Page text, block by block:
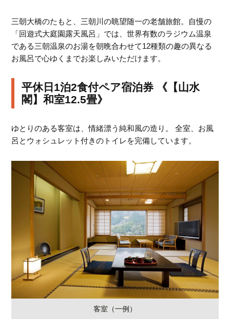
三朝大橋のたもと、三朝川の眺望随一の老舗旅館。自慢の
「回遊式大庭園露天風呂」では、世界有数のラジウム温泉
である三朝温泉のお湯を朝晩合わせて12種類の趣の異なる
お風呂で心ゆくまでお楽しみいただけます。
平休日1泊2食付ペア宿泊券 《【山水
閣】和室12.5畳》
ゆとりのある客室は、情緒漂う純和風の造り。 全室、お風
呂とウォシュレット付きのトイレを完備しています。
客室（一例）